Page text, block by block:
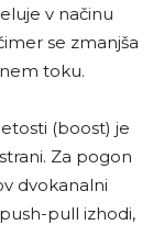
v načinu
se zmanjša
toku.
(boost) je
Za pogon
dvokanalni
pull izhodi,